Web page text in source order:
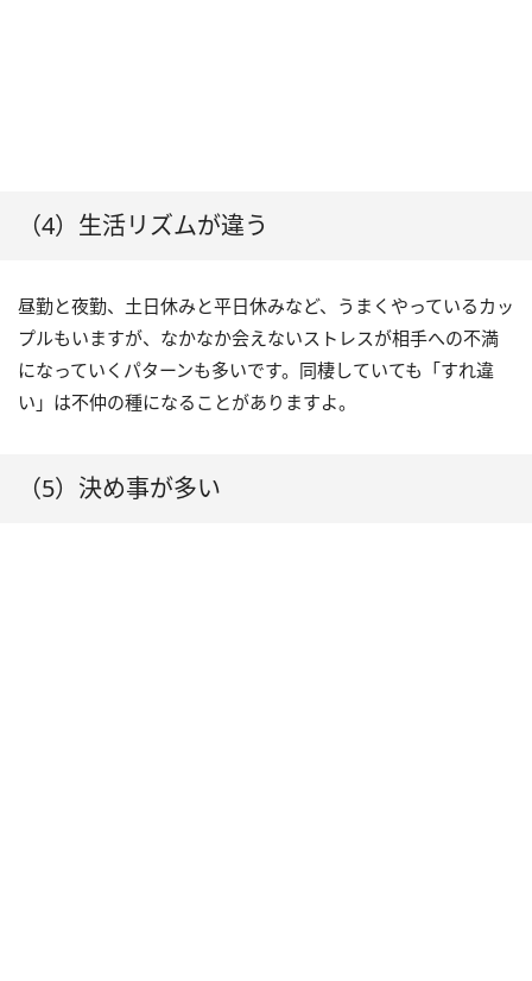
（4）生活リズムが違う
昼勤と夜勤、土日休みと平日休みなど、うまくやっているカッ
プルもいますが、なかなか会えないストレスが相手への不満
になっていくパターンも多いです。同棲していても「すれ違
い」は不仲の種になることがありますよ。
（5）決め事が多い